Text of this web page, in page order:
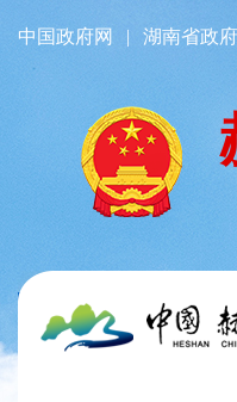
中国政府网 | 湖南省政